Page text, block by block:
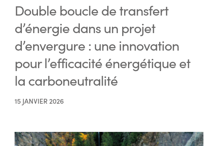
Double boucle de transfert
d’énergie dans un projet
d’envergure : une innovation
pour l’efficacité énergétique et
la carboneutralité
15 JANVIER 2026